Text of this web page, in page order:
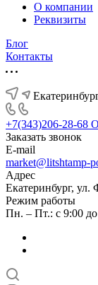
О компании
Реквизиты
Блог
Контакты
+7(343)206-28-68
Заказать звонок
E-mail
market@litshtamp-
Адрес
Екатеринбург, ул.
Режим работы
Пн. – Пт.: с 9:00